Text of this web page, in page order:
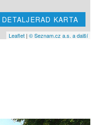
KARTA
Leaflet | © Seznam.cz a.s. a další